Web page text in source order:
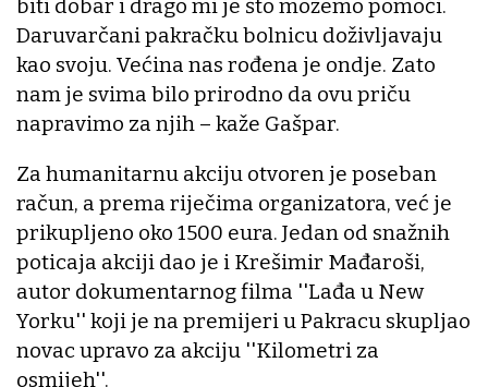
biti dobar i drago mi je što možemo pomoći.
Daruvarčani pakračku bolnicu doživljavaju
kao svoju. Većina nas rođena je ondje. Zato
nam je svima bilo prirodno da ovu priču
napravimo za njih – kaže Gašpar.
Za humanitarnu akciju otvoren je poseban
račun, a prema riječima organizatora, već je
prikupljeno oko 1500 eura. Jedan od snažnih
poticaja akciji dao je i Krešimir Mađaroši,
autor dokumentarnog filma ''Lađa u New
Yorku'' koji je na premijeri u Pakracu skupljao
novac upravo za akciju ''Kilometri za
osmijeh''.